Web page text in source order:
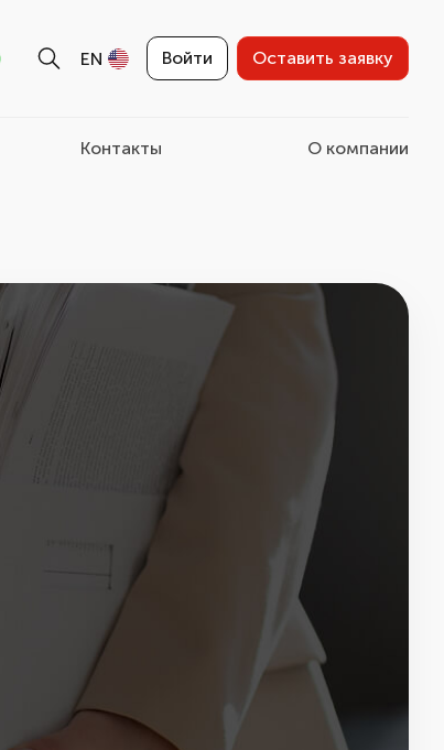
EN Войти Оставить заявку
Контакты О компании